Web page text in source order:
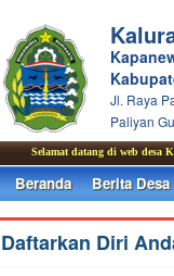
Jl. Raya
Paliyan
Selamat datang di web desa
Beranda Berita Desa
Daftarkan Diri